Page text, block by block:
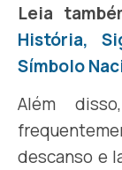
Leia
História,
Símbolo
Além
descanso e